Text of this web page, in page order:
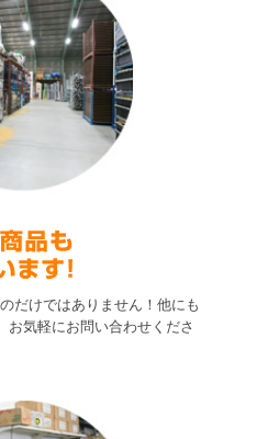
だけではありません！他にも
お気軽にお問い合わせくださ